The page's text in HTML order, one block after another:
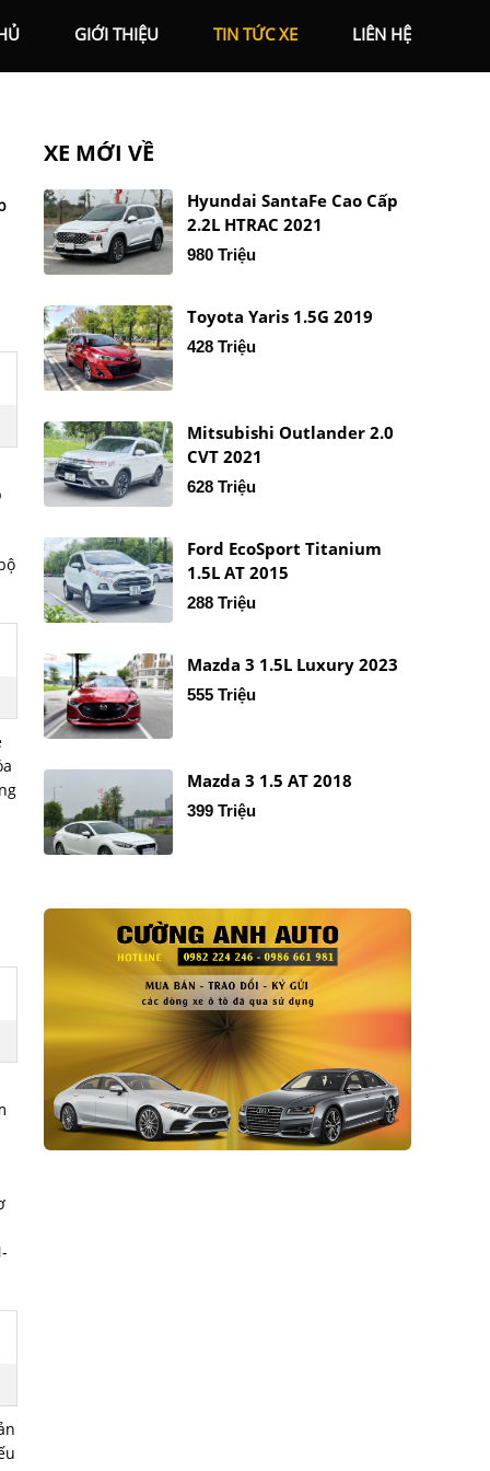
GIỚI THIỆU TIN TỨC XE LIÊN HỆ
XE MỚI VỀ
Hyundai SantaFe Cao Cấp
2.2L HTRAC 2021
980 Triệu
Toyota Yaris 1.5G 2019
428 Triệu
Mitsubishi Outlander 2.0
CVT 2021
628 Triệu
Ford EcoSport Titanium
1.5L AT 2015
288 Triệu
Mazda 3 1.5L Luxury 2023
555 Triệu
Mazda 3 1.5 AT 2018
399 Triệu